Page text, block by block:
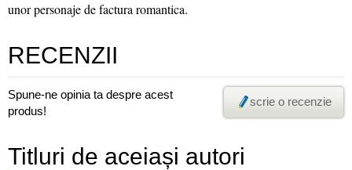
unor personaje de factura romantica.
RECENZII
Spune-ne opinia ta despre acest
produs!
scrie o recenzie
Titluri de aceiași autori